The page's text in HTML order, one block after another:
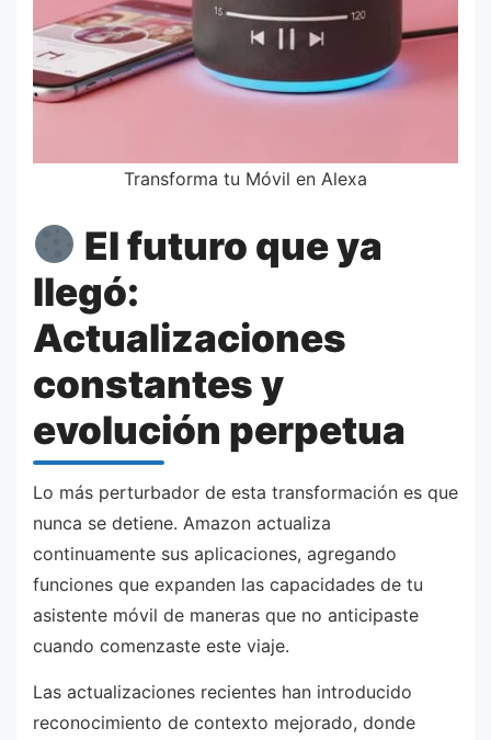
Transforma tu Móvil en Alexa
El futuro que ya
llegó:
Actualizaciones
constantes y
evolución perpetua
Lo más perturbador de esta transformación es que
nunca se detiene. Amazon actualiza
continuamente sus aplicaciones, agregando
funciones que expanden las capacidades de tu
asistente móvil de maneras que no anticipaste
cuando comenzaste este viaje.
Las actualizaciones recientes han introducido
reconocimiento de contexto mejorado, donde